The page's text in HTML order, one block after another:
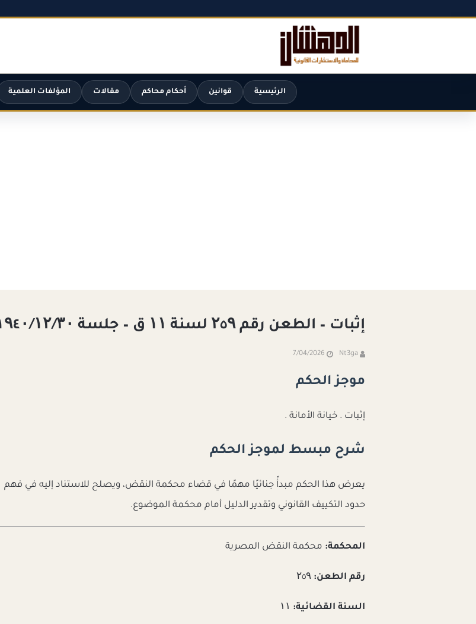
الرئيسية قوانين أحكام محاكم مقالات المؤلفات العلمية
إثبات – الطعن رقم ۲٥۹ لسنة ۱۱ ق – جلسة ۱۹٤۰/۱۲/۳۰
Nt3ga
7/04/2026
موجز الحكم
إثبات . خيانة الأمانة .
شرح مبسط لموجز الحكم
يعرض هذا الحكم مبدأً جنائيًا مهمًا في قضاء محكمة النقض، ويصلح للاستناد إليه في فهم
حدود التكييف القانوني وتقدير الدليل أمام محكمة الموضوع.
المحكمة: محكمة النقض المصرية
رقم الطعن:
السنة القضائية: